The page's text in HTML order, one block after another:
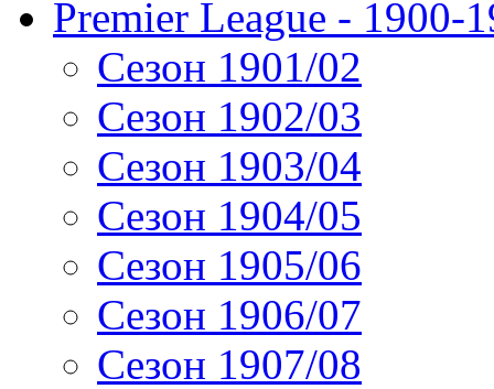
Premier League - 1900-
Сезон 1901/02
Сезон 1902/03
Сезон 1903/04
Сезон 1904/05
Сезон 1905/06
Сезон 1906/07
Сезон 1907/08